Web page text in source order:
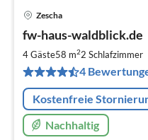
Zescha
fw-haus-waldblick.de
4 Gäste58 m22 Schlafzimmer
4
Kostenfreie
Nachhaltig